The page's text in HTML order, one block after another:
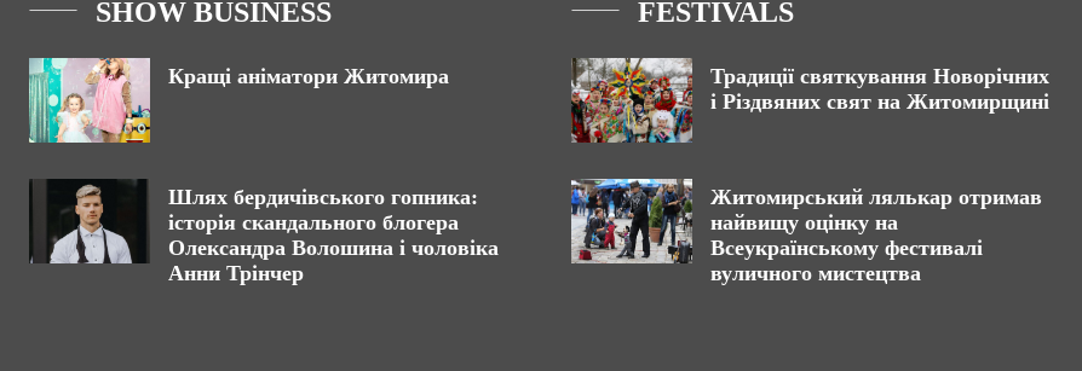
SHOW BUSINESS
Кращі аніматори Житомира
Шлях бердичівського гопника:
історія скандального блогера
Олександра Волошина і чоловіка
Анни Трінчер
FESTIVALS
Традиції святкування Новорічних
і Різдвяних свят на Житомирщині
Житомирський лялькар отримав
найвищу оцінку на
Всеукраїнському фестивалі
вуличного мистецтва